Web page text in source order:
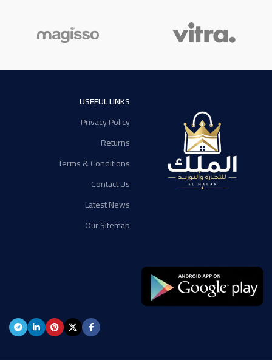
USEFUL LINKS
Privacy Policy
Returns
Terms & Conditions
Contact Us
Latest News
Our Sitemap